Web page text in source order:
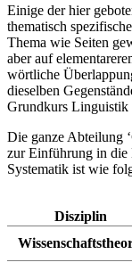
Einige der hier
thematisch
Thema wie Seiten
aber auf
wörtliche
dieselben
Grundkurs Linguistik
Die ganze Abteilung
zur Einführung in
Systematik ist wie
Disziplin